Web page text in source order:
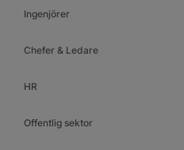
Ingenjörer
Chefer & Ledare
HR
Offentlig sektor